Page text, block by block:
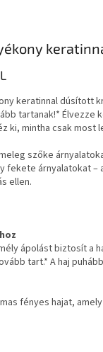
keratinnal dúsított
tartanak!* Élvezze
ki, mintha csak
szőke
árnyalatokat –
ellen.
ápolást biztosít a
tart.* A haj
fényes hajat,